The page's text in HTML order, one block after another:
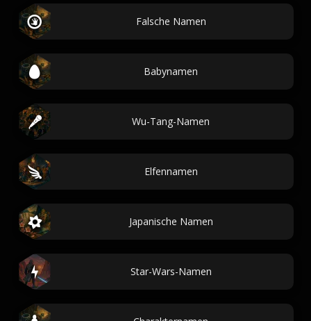
Falsche Namen
Babynamen
Wu-Tang-Namen
Elfennamen
Japanische Namen
Star-Wars-Namen